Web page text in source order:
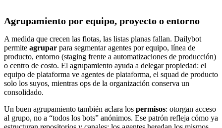
Agrupamiento por equipo, proyecto o entorno
A medida que crecen las flotas, las listas planas fallan. Dailybot
permite agrupar para segmentar agentes por equipo, línea de
producto, entorno (staging frente a automatizaciones de producción)
o centro de costo. El agrupamiento ayuda a delegar propiedad: el
equipo de plataforma ve agentes de plataforma, el squad de producto
solo los suyos, mientras ops de la organización conserva un
consolidado.
Un buen agrupamiento también aclara los permisos: otorgan acceso
al grupo, no a “todos los bots” anónimos. Ese patrón refleja cómo ya